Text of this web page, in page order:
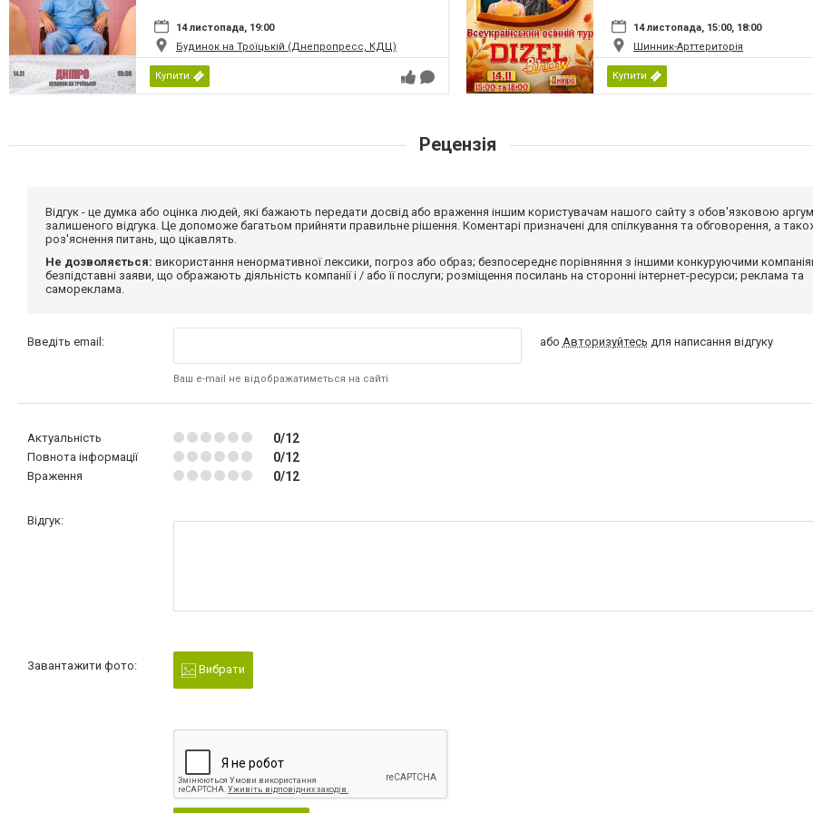
14 листопада, 19:00
Будинок на Троїцькій (Днепропресс, КДЦ)
Купити
14 листопада, 15:00, 18:00
Шинник-Арттериторія
Купити
Рецензія
Відгук - це думка або оцінка людей, які бажають передати досвід або враження іншим користувачам нашого сайту з обов'язковою
залишеного відгука. Це допоможе багатьом прийняти правильне рішення. Коментарі призначені для спілкування та обговорення, а
роз'яснення питань, що цікавлять.
Не дозволяється: використання ненормативної лексики, погроз або образ; безпосереднє порівняння з іншими конкуруючими
безпідставні заяви, що ображають діяльність компанії і / або її послуги; розміщення посилань на сторонні інтернет-ресурси; реклама та
самореклама.
Введіть email:
Ваш e-mail не відображатиметься на сайті
або Авторизуйтесь для написання відгуку
Актуальність 0/12
Повнота інформації 0/12
Враження 0/12
Відгук:
Завантажити фото: Вибрати